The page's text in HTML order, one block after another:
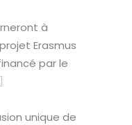
à
Erasmus
par le
unique de